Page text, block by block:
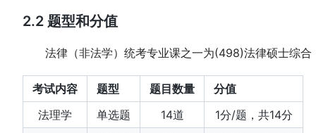
2.2 题型和分值
法律（非法学）统考专业课之一为(498)法律硕士综合
考试内容 题型 题目数量
分值
法理学
单选题 14道
1分/题，共14分